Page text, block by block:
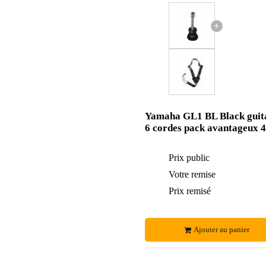
+
Yamaha GL1 BL Black
6 cordes pack avantageux 4
Prix public
Votre remise
Prix remisé
Ajouter au panier